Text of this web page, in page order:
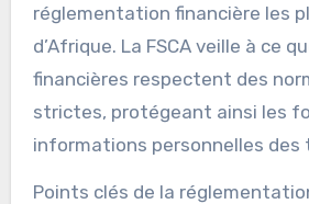
réglementation financière les
d’Afrique. La FSCA veille à ce
financières respectent des
strictes, protégeant ainsi les
informations personnelles des
Points clés de la